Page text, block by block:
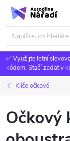
Přejít
obsah
✅ Využijte letní
kódem. Stačí zadat v
Klíče očkové
Očkový